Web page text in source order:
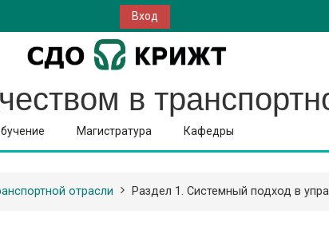
Вход
в
Магистратура Кафедры
отрасли Раздел 1. Системный подход в